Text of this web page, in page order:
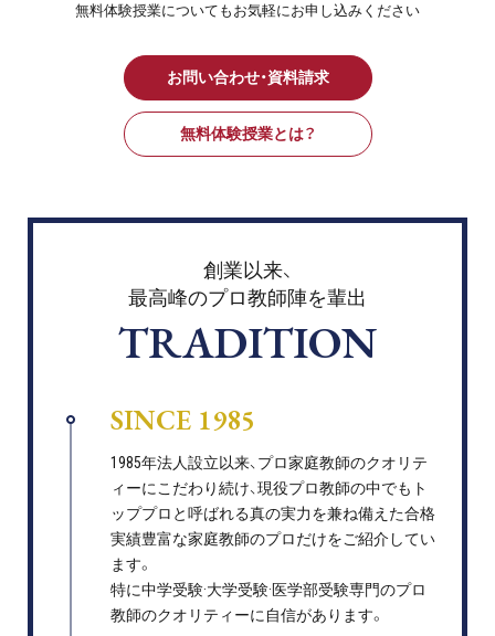
無料体験授業についてもお気軽にお申し込みください
お問い合わせ・資料請求
無料体験授業とは？
創業以来、
最高峰のプロ教師陣を輩出
TRADITION
SINCE 1985
1985年法人設立以来、プロ家庭教師のクオリテ
ィーにこだわり続け、現役プロ教師の中でもト
ッププロと呼ばれる真の実力を兼ね備えた合格
実績豊富な家庭教師のプロだけをご紹介してい
ます。
特に中学受験·大学受験·医学部受験専門のプロ
教師のクオリティーに自信があります。